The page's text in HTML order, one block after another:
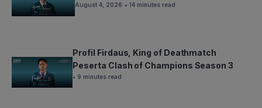
August 4, 2026 • 14 minutes read
Profil Firdaus, King of Deathmatch
Peserta Clash of Champions Season 3
• 9 minutes read